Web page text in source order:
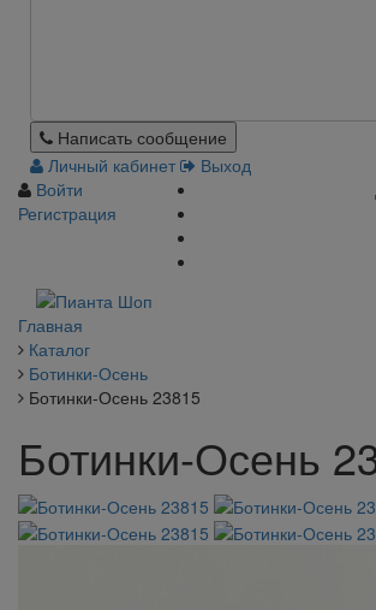
Написать сообщение
Личный кабинет
Выход
Войти
Регистрация
Главная
Каталог
Ботинки-Осень
Ботинки-Осень 23815
Ботинки-Осень